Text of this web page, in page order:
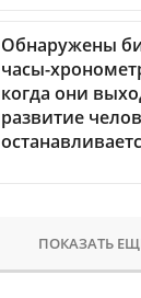
Обнаружены
часы-
когда они
развитие
ПОКАЗАТЬ